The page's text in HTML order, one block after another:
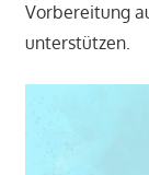
Vorbereitung
unterstützen.